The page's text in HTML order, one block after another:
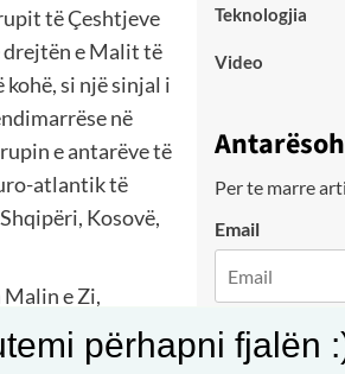
të Çeshtjeve
e Malit të
si një sinjal i
në
e antarëve të
atlantik të
Kosovë,
e Zi,
shkolla e
kulturë dhe
Teknologjia
Video
Per te marre
Email
City
përhapni fjalën